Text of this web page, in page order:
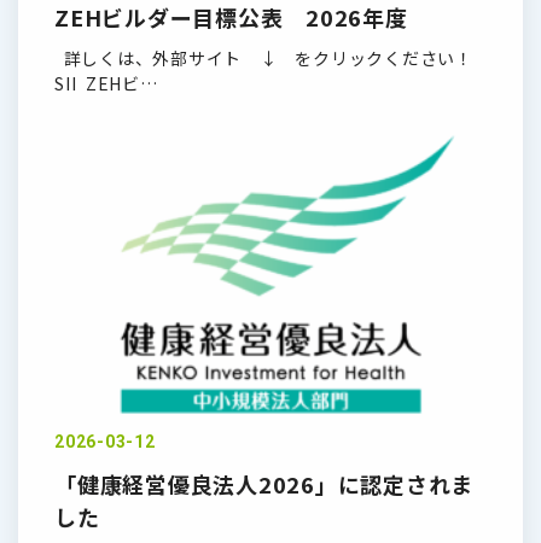
ZEHビルダー目標公表 2026年度
詳しくは、外部サイト ↓ をクリックください！
SII ZEHビ…
2026-03-12
「健康経営優良法人2026」に認定されま
した